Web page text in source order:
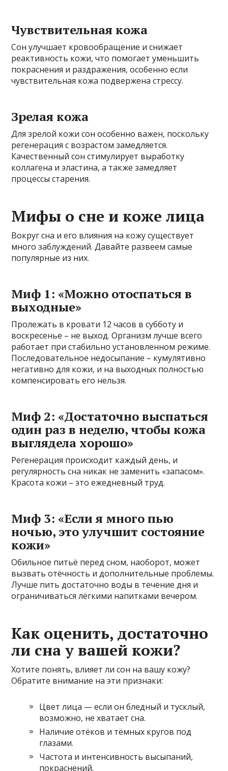
Чувствительная кожа
Сон улучшает кровообращение и снижает
реактивность кожи, что помогает уменьшить
покраснения и раздражения, особенно если
чувствительная кожа подвержена стрессу.
Зрелая кожа
Для зрелой кожи сон особенно важен, поскольку
регенерация с возрастом замедляется.
Качественный сон стимулирует выработку
коллагена и эластина, а также замедляет
процессы старения.
Мифы о сне и коже лица
Вокруг сна и его влияния на кожу существует
много заблуждений. Давайте развеем самые
популярные из них.
Миф 1: «Можно отоспаться в
выходные»
Пролежать в кровати 12 часов в субботу и
воскресенье – не выход. Организм лучше всего
работает при стабильно установленном режиме.
Последовательное недосыпание – кумулятивно
негативно для кожи, и на выходных полностью
компенсировать его нельзя.
Миф 2: «Достаточно выспаться
один раз в неделю, чтобы кожа
выглядела хорошо»
Регенерация происходит каждый день, и
регулярность сна никак не заменить «запасом».
Красота кожи – это ежедневный труд.
Миф 3: «Если я много пью
ночью, это улучшит состояние
кожи»
Обильное питьё перед сном, наоборот, может
вызвать отёчность и дополнительные проблемы.
Лучше пить достаточно воды в течение дня и
ограничиваться лёгкими напитками вечером.
Как оценить, достаточно
ли сна у вашей кожи?
Хотите понять, влияет ли сон на вашу кожу?
Обратите внимание на эти признаки:
Цвет лица — если он бледный и тусклый,
возможно, не хватает сна.
Наличие отёков и тёмных кругов под
глазами.
Частота и интенсивность высыпаний,
покраснений.